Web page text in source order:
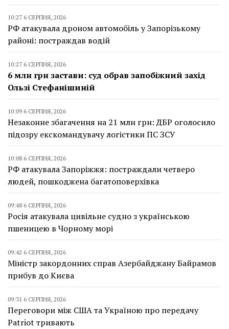
10:27 6 СЕРПНЯ, 2026
РФ атакувала дроном автомобіль у Запорізькому
районі: постраждав водій
10:27 6 СЕРПНЯ, 2026
6 млн грн застави: суд обрав запобіжний захід
Ользі Стефанішиній
10:09 6 СЕРПНЯ, 2026
Незаконне збагачення на 21 млн грн: ДБР оголосило
підозру екскомандувачу логістики ПС ЗСУ
10:08 6 СЕРПНЯ, 2026
РФ атакувала Запоріжжя: постраждали четверо
людей, пошкоджена багатоповерхівка
09:48 6 СЕРПНЯ, 2026
Росія атакувала цивільне судно з українською
пшеницею в Чорному морі
09:42 6 СЕРПНЯ, 2026
Міністр закордонних справ Азербайджану Байрамов
прибув до Києва
09:31 6 СЕРПНЯ, 2026
Переговори між США та Україною про передачу
Patriot тривають